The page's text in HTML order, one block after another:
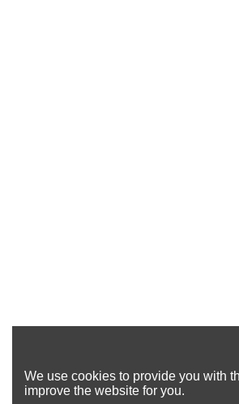
We use cookies to provide you with
improve the website for you.